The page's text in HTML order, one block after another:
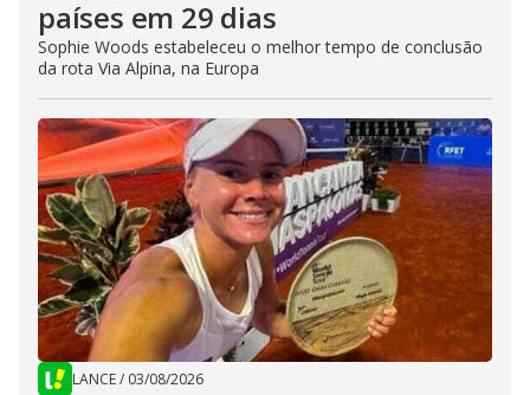
países em 29 dias
Sophie Woods estabeleceu o melhor tempo de conclusão
da rota Via Alpina, na Europa
LANCE/ 03/08/2026